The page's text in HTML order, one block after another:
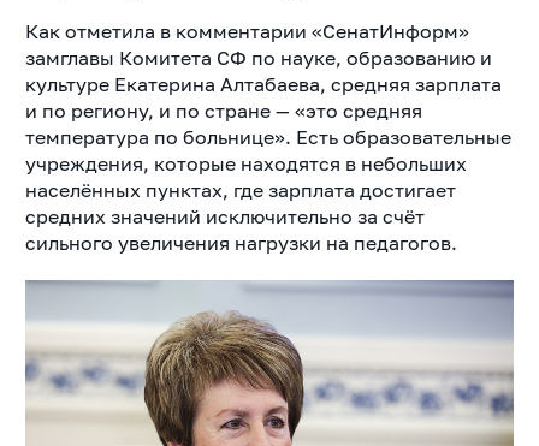
Как отметила в комментарии «СенатИнформ»
замглавы Комитета СФ по науке, образованию и
культуре Екатерина Алтабаева, средняя зарплата
и по региону, и по стране — «это средняя
температура по больнице». Есть образовательные
учреждения, которые находятся в небольших
населённых пунктах, где зарплата достигает
средних значений исключительно за счёт
сильного увеличения нагрузки на педагогов.